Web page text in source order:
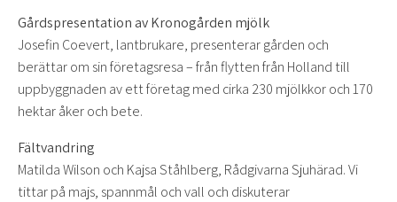
Gårdspresentation av Kronogården mjölk
Josefin Coevert, lantbrukare, presenterar gården och
berättar om sin företagsresa – från flytten från Holland till
uppbyggnaden av ett företag med cirka 230 mjölkkor och 170
hektar åker och bete.
Fältvandring
Matilda Wilson och Kajsa Ståhlberg, Rådgivarna Sjuhärad. Vi
tittar på majs, spannmål och vall och diskuterar